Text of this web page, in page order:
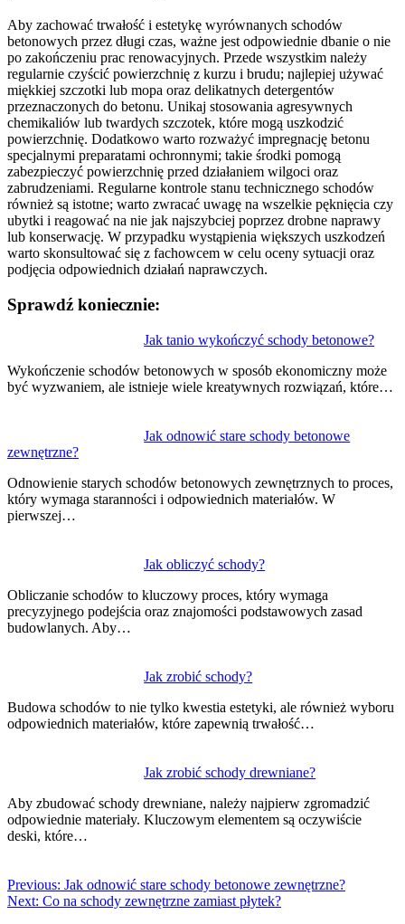
Aby zachować trwałość i estetykę wyrównanych schodów
betonowych przez długi czas, ważne jest odpowiednie dbanie o nie
po zakończeniu prac renowacyjnych. Przede wszystkim należy
regularnie czyścić powierzchnię z kurzu i brudu; najlepiej używać
miękkiej szczotki lub mopa oraz delikatnych detergentów
przeznaczonych do betonu. Unikaj stosowania agresywnych
chemikaliów lub twardych szczotek, które mogą uszkodzić
powierzchnię. Dodatkowo warto rozważyć impregnację betonu
specjalnymi preparatami ochronnymi; takie środki pomogą
zabezpieczyć powierzchnię przed działaniem wilgoci oraz
zabrudzeniami. Regularne kontrole stanu technicznego schodów
również są istotne; warto zwracać uwagę na wszelkie pęknięcia czy
ubytki i reagować na nie jak najszybciej poprzez drobne naprawy
lub konserwację. W przypadku wystąpienia większych uszkodzeń
warto skonsultować się z fachowcem w celu oceny sytuacji oraz
podjęcia odpowiednich działań naprawczych.
Sprawdź koniecznie:
Jak tanio wykończyć schody betonowe?
Wykończenie schodów betonowych w sposób ekonomiczny może
być wyzwaniem, ale istnieje wiele kreatywnych rozwiązań, które…
Jak odnowić stare schody betonowe
zewnętrzne?
Odnowienie starych schodów betonowych zewnętrznych to proces,
który wymaga staranności i odpowiednich materiałów. W
pierwszej…
Jak obliczyć schody?
Obliczanie schodów to kluczowy proces, który wymaga
precyzyjnego podejścia oraz znajomości podstawowych zasad
budowlanych. Aby…
Jak zrobić schody?
Budowa schodów to nie tylko kwestia estetyki, ale również wyboru
odpowiednich materiałów, które zapewnią trwałość…
Jak zrobić schody drewniane?
Aby zbudować schody drewniane, należy najpierw zgromadzić
odpowiednie materiały. Kluczowym elementem są oczywiście
deski, które…
wpisu
Previous: Jak odnowić stare schody betonowe zewnętrzne?
Next: Co na schody zewnętrzne zamiast płytek?